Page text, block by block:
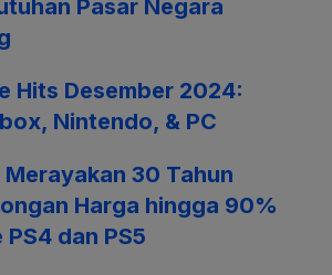
Pasar Negara
Hits Desember 2024:
Nintendo, & PC
30 Tahun
Harga hingga 90%
dan PS5